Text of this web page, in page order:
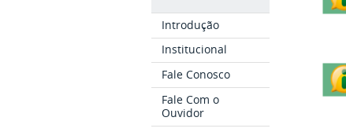
Introdução
Institucional
Fale Conosco
Fale Com o
Ouvidor